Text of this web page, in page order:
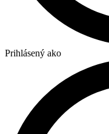
Prihlásený ako